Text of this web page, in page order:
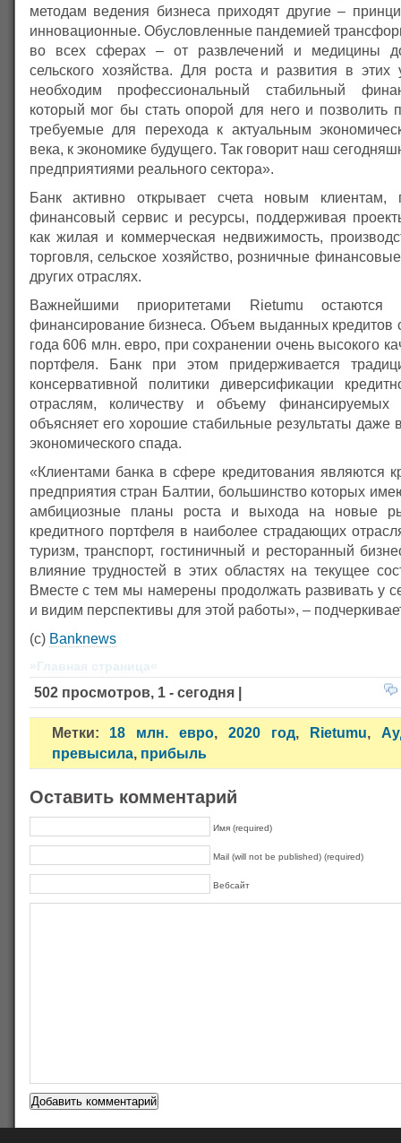
методам ведения бизнеса приходят другие –
инновационные. Обусловленные пандемией
во всех сферах – от развлечений и медицины
сельского хозяйства. Для роста и развития в этих
необходим профессиональный стабильный
который мог бы стать опорой для него и позволить
требуемые для перехода к актуальным
века, к экономике будущего. Так говорит наш
предприятиями реального сектора».
Банк активно открывает счета новым клиентам,
финансовый сервис и ресурсы, поддерживая
как жилая и коммерческая недвижимость,
торговля, сельское хозяйство, розничные
других отраслях.
Важнейшими приоритетами Rietumu остаются
финансирование бизнеса. Объем выданных кредитов
года 606 млн. евро, при сохранении очень высокого
портфеля. Банк при этом придерживается
консервативной политики диверсификации
отраслям, количеству и объему финансируемых
объясняет его хорошие стабильные результаты даже
экономического спада.
«Клиентами банка в сфере кредитования являются
предприятия стран Балтии, большинство которых
амбициозные планы роста и выхода на новые
кредитного портфеля в наиболее страдающих
туризм, транспорт, гостиничный и ресторанный
влияние трудностей в этих областях на текущее
Вместе с тем мы намерены продолжать развивать у
и видим перспективы для этой работы», –
(с) Banknews
»Главная страница«
502 просмотров, 1 - сегодня |
Метки: 18 млн. евро, 2020 год, Rietumu,
превысила, прибыль
Оставить комментарий
Имя (required)
Mail (will not be published) (required)
Вебсайт